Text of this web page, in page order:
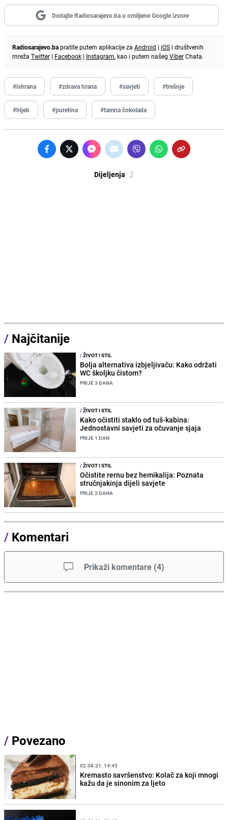
Dodajte Radiosarajevo.ba u omiljene Google izvore
Radiosarajevo.bapratite putem aplikacije za Android | iOS i društvenih
mreža Twitter | Facebook | Instagram, kao i putem našeg ViberChata.
#ishrana #zdrava hrana #savjeti #trešnje
#hljeb #puretina #tamna čokolada
Dijeljenja 2
/ Najčitanije
/ŽIVOT I STIL
Bolja alternativa izbjeljivaču: Kako održati
WC školjku čistom?
PRIJE 3 DANA
/ŽIVOT I STIL
Kako očistiti staklo od tuš-kabina:
Jednostavni savjeti za očuvanje sjaja
PRIJE 1 DAN
/ŽIVOT I STIL
Očistite rernu bez hemikalija: Poznata
stručnjakinja dijeli savjete
PRIJE 2 DANA
/ Komentari
Prikaži komentare (4)
/ Povezano
02.08.21. 14:45
Kremasto savršenstvo: Kolač za koji mnogi
kažu da je sinonim za ljeto